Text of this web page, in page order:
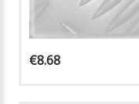
€8.68